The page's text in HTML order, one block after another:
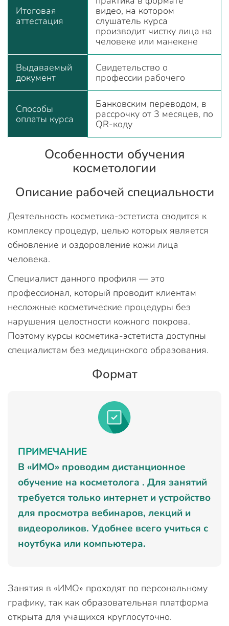
Итоговая
аттестация
видео, на котором
слушатель курса
производит чистку лица на
человеке или манекене
Выдаваемый
документ
Свидетельство о
профессии рабочего
Способы
оплаты курса
Банковским переводом, в
рассрочку от 3 месяцев, по
QR-коду
Особенности обучения
косметологии
Описание рабочей специальности
Деятельность косметика-эстетиста сводится к
комплексу процедур, целью которых является
обновление и оздоровление кожи лица
человека.
Специалист данного профиля — это
профессионал, который проводит клиентам
несложные косметические процедуры без
нарушения целостности кожного покрова.
Поэтому курсы косметика-эстетиста доступны
специалистам без медицинского образования.
Формат
ПРИМЕЧАНИЕ
В «ИМО» проводим дистанционное
обучение на косметолога . Для занятий
требуется только интернет и устройство
для просмотра вебинаров, лекций и
видеороликов. Удобнее всего учиться с
ноутбука или компьютера.
Занятия в «ИМО» проходят по персональному
графику, так как образовательная платформа
открыта для учащихся круглосуточно.